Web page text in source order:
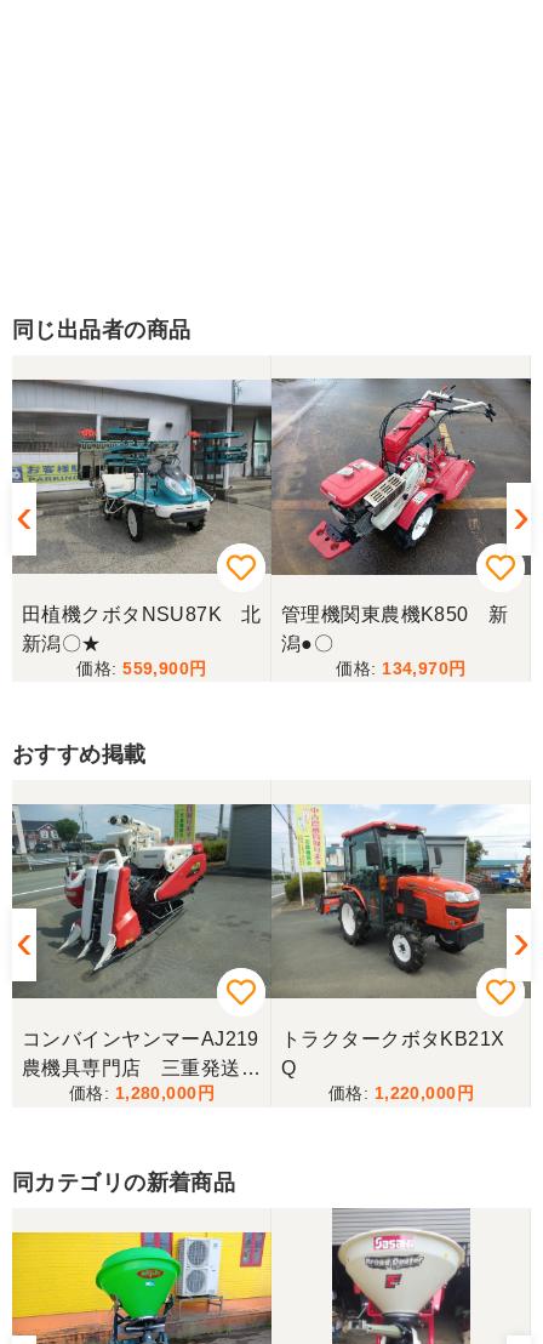
同じ出品者の商品
田植機クボタNSU87K 北
新潟〇★
559,900
管理機関東農機K850 新
潟●〇
134,970
おすすめ掲載
コンバインヤンマーAJ219
農機具専門店 三重発送整
備済み
1,280,000
トラクタークボタKB21X
Q
1,220,000
同カテゴリの新着商品